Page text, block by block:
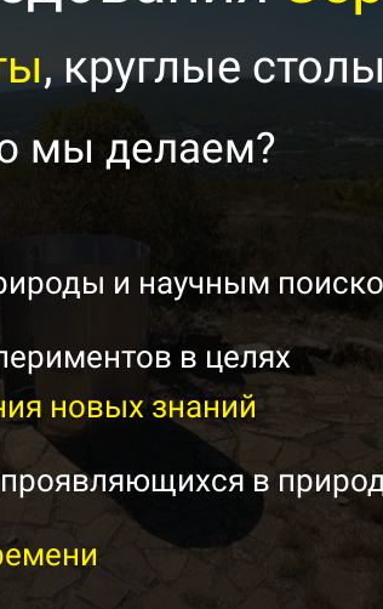
, круглые
мы делаем?
и научным
в целях
новых знаний
в